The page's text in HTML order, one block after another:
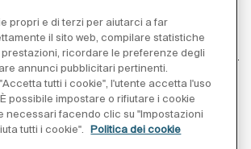
Seguiteci
propri e di terzi per aiutarci a far
il sito web, compilare statistiche
ricordare le preferenze degli
annunci pubblicitari pertinenti.
tutti i cookie", l'utente accetta l'uso
possibile impostare o rifiutare i cookie
necessari facendo clic su "Impostazioni
tutti i cookie".
Politica dei cookie